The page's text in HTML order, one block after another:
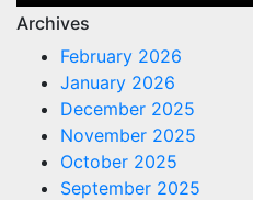
Archives
February 2026
January 2026
December 2025
November 2025
October 2025
September 2025